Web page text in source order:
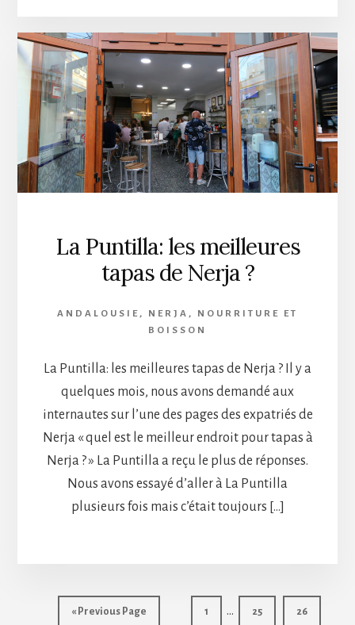
La Puntilla: les meilleures
tapas de Nerja ?
ANDALOUSIE , NERJA ,
NOURRITURE ET
BOISSON
La Puntilla: les meilleures tapas de Nerja ? Il y a
quelques mois, nous avons demandé aux
internautes sur l’une des pages des expatriés de
Nerja « quel est le meilleur endroit pour tapas à
Nerja ? » La Puntilla a reçu le plus de réponses.
Nous avons essayé d’aller à La Puntilla
plusieurs fois mais c’était toujours […]
« Go
Previous Page Page
1
Interim
… Page
25 Page
26